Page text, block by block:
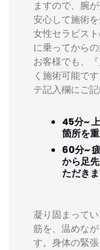
ますので、腕
安心して施術
女性セラピス
に乗ってから
お客様でも、
く施術可能で
テ記入欄にご記
45分~
箇所を
60分~
から足
ただきま
凝り固まって
筋を、温めな
す。身体の緊